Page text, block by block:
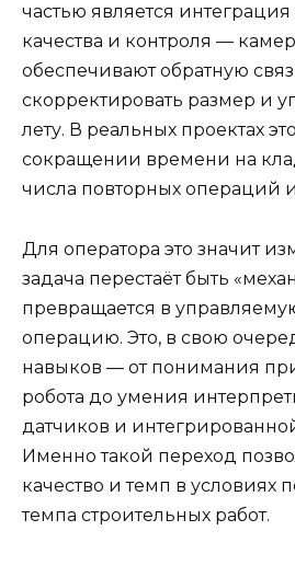
частью является
качества и контроля —
обеспечивают обратную
скорректировать размер и
лету. В реальных проектах
сокращении времени на
числа повторных операций
Для оператора это значит
задача перестаёт быть
превращается в
операцию. Это, в свою
навыков — от понимания
робота до умения
датчиков и
Именно такой переход
качество и темп в условиях
темпа строительных работ.